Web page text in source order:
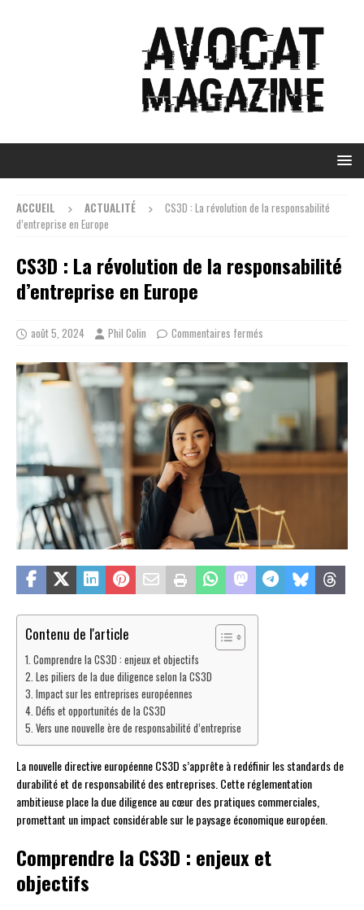
ACCUEIL ACTUALITÉ
CS3D : La révolution de la responsabilité
d’entreprise en Europe
CS3D : La révolution de la responsabilité
d’entreprise en Europe
août 5, 2024 Phil Colin Commentaires fermés
Contenu de l'article
Comprendre la CS3D : enjeux et objectifs
Les piliers de la due diligence selon la CS3D
Impact sur les entreprises européennes
Défis et opportunités de la CS3D
Vers une nouvelle ère de responsabilité d’entreprise
La nouvelle directive européenne CS3D s’apprête à redéfinir les standards de
durabilité et de responsabilité des entreprises. Cette réglementation
ambitieuse place la due diligence au cœur des pratiques commerciales,
promettant un impact considérable sur le paysage économique européen.
Comprendre la CS3D : enjeux et
objectifs